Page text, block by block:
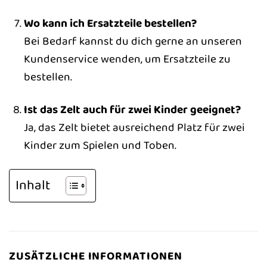
Wo kann ich Ersatzteile bestellen?
Bei Bedarf kannst du dich gerne an unseren
Kundenservice wenden, um Ersatzteile zu
bestellen.
Ist das Zelt auch für zwei Kinder geeignet?
Ja, das Zelt bietet ausreichend Platz für zwei
Kinder zum Spielen und Toben.
Inhalt
ZUSÄTZLICHE INFORMATIONEN